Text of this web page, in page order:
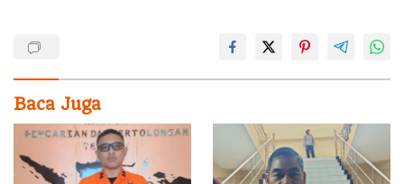
Baca Juga